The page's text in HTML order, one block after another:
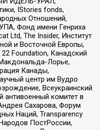
IStories fonds,
Отношений,
Фонд имени Генриха
Ltd, The Insider, Институт
и Восточной Европы,
Foundation, Канадский
Лорье,
Канады,
центр им Вудро
Всеукраинский
антивоенный комитет в
Сахарова, Форум
Наций, Transparеncy
ПостРоссии,